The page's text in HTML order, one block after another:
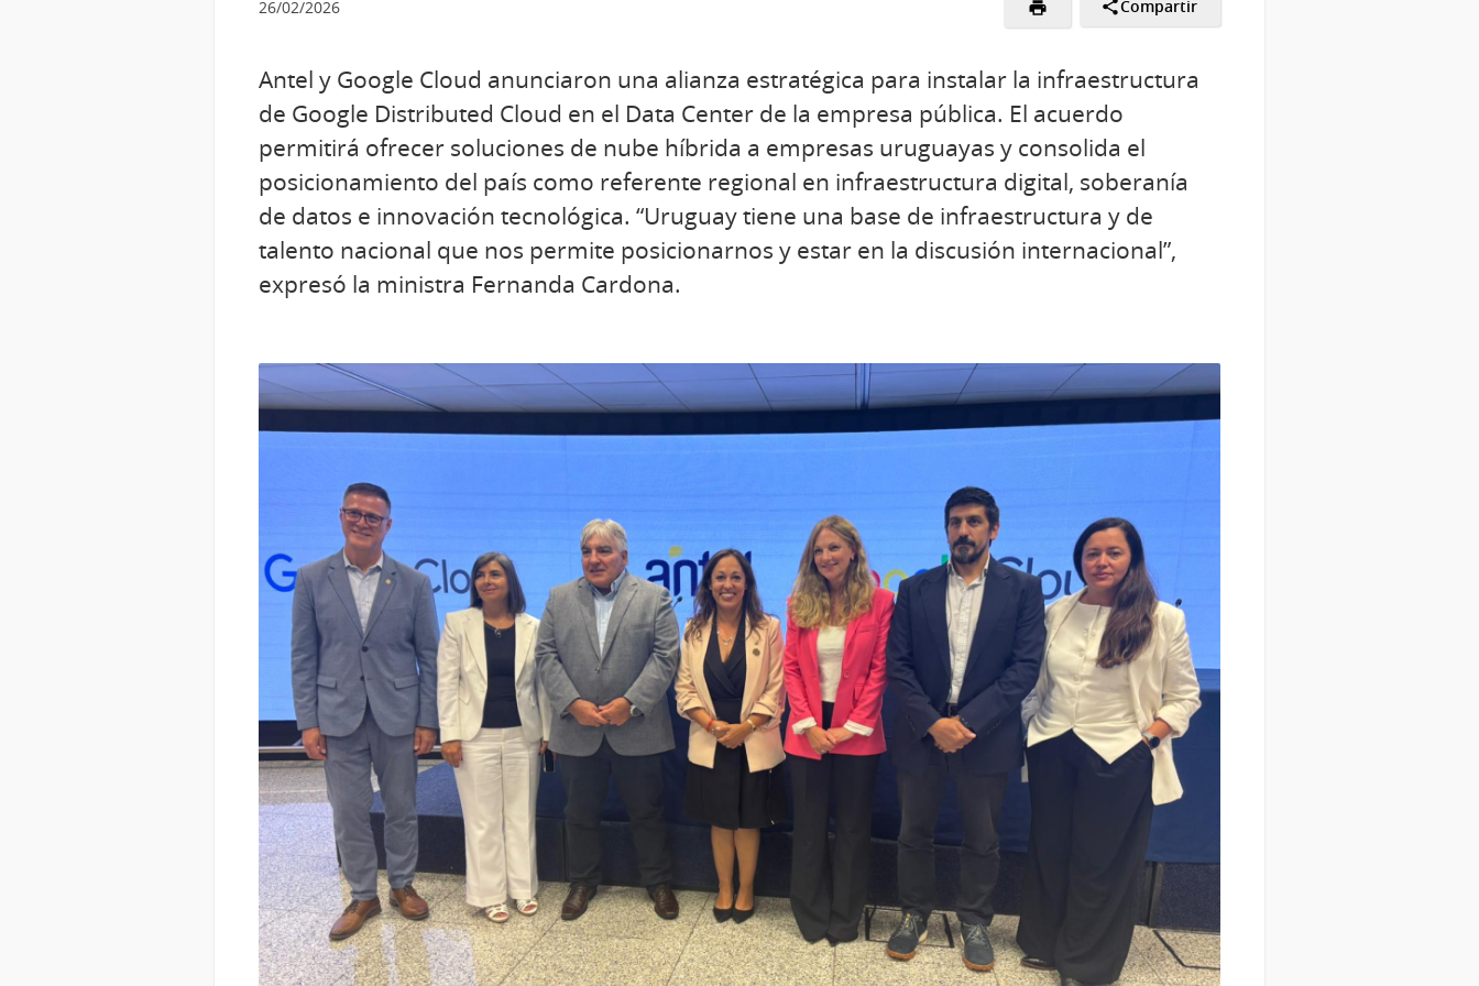
26/02/2026 Compartir
Antel y Google Cloud anunciaron una alianza estratégica para instalar la infraestructura
de Google Distributed Cloud en el Data Center de la empresa pública. El acuerdo
permitirá ofrecer soluciones de nube híbrida a empresas uruguayas y consolida el
posicionamiento del país como referente regional en infraestructura digital, soberanía
de datos e innovación tecnológica. “Uruguay tiene una base de infraestructura y de
talento nacional que nos permite posicionarnos y estar en la discusión internacional”,
expresó la ministra Fernanda Cardona.